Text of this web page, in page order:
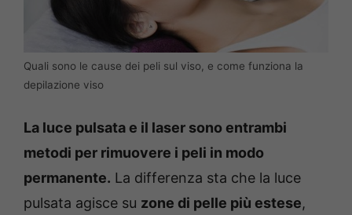
Quali sono le cause dei peli sul viso, e come funziona la
depilazione viso
La luce pulsata e il laser sono entrambi
metodi per rimuovere i peli in modo
permanente. La differenza sta che la luce
pulsata agisce su zone di pelle più estese,